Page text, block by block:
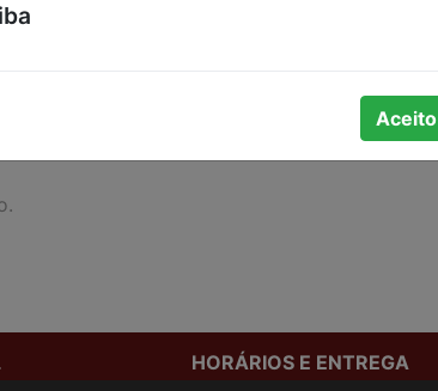
Aceito
HORÁRIOS E ENTREGA